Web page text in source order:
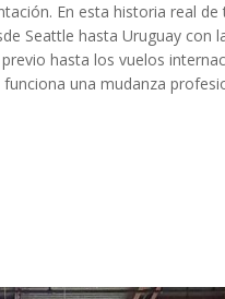
En esta historia real
Seattle hasta Uruguay con
hasta los vuelos
una mudanza